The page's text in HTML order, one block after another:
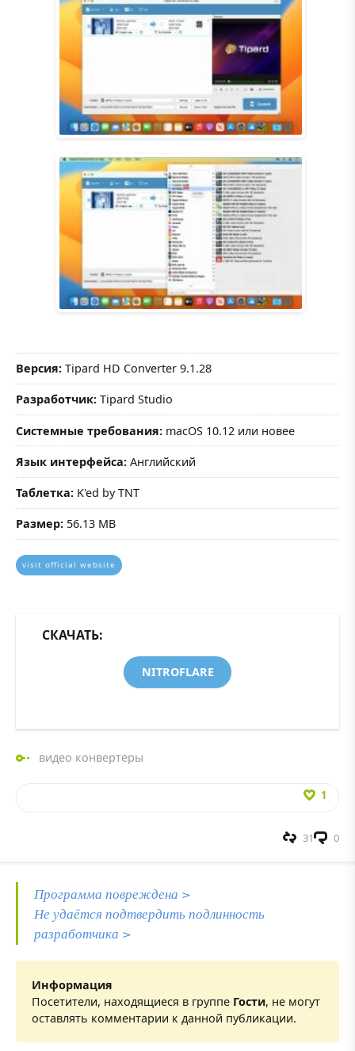
Версия: Tipard HD Converter 9.1.28
Разработчик: Tipard Studio
Системные требования: macOS 10.12 или новее
Язык интерфейса: Английский
Таблетка: K'ed by TNT
Размер: 56.13 MB
visit official website
СКАЧАТЬ:
NITROFLARE
видео конвертеры
1
0
31
Программа повреждена >
Не удаётся подтвердить подлинность
разработчика >
Информация
Посетители, находящиеся в группе Гости, не могут
оставлять комментарии к данной публикации.